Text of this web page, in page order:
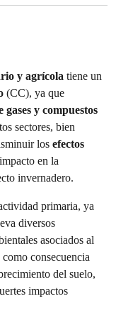
y agrícola tiene un
(CC), ya que
gases y compuestos
sectores, bien
los efectos
en la
invernadero.
primaria, ya
diversos
asociados al
como consecuencia
del suelo,
impactos